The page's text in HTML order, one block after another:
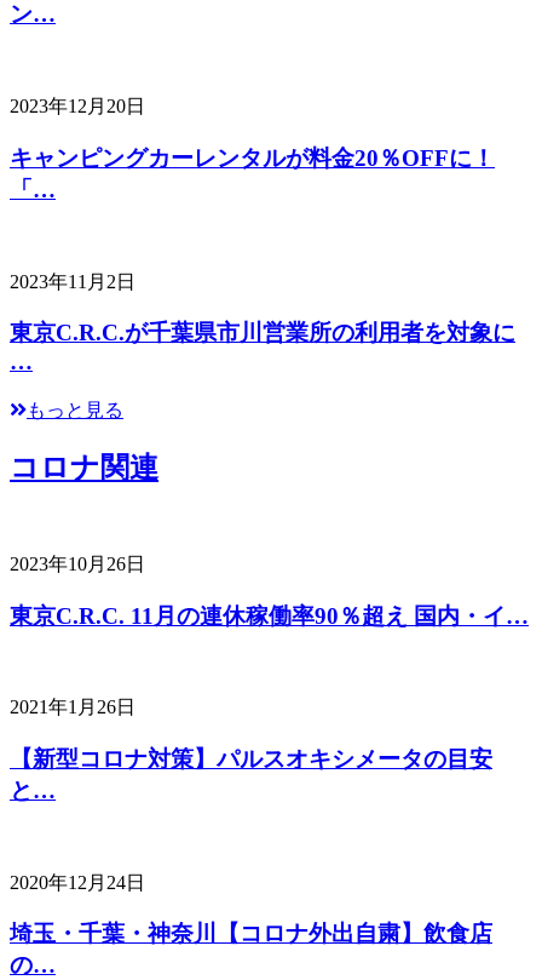
ン…
2023年12月20日
キャンピングカーレンタルが料金20％OFFに！
「…
2023年11月2日
東京C.R.C.が千葉県市川営業所の利用者を対象に
…
もっと見る
コロナ関連
2023年10月26日
東京C.R.C. 11月の連休稼働率90％超え 国内・イ…
2021年1月26日
【新型コロナ対策】パルスオキシメータの目安
と…
2020年12月24日
埼玉・千葉・神奈川【コロナ外出自粛】飲食店
の…